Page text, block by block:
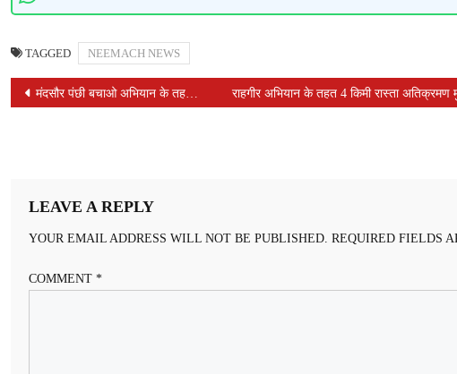
TAGGED NEEMACH NEWS
POST
मंदसौर पंछी बचाओ अभियान के तहत ‘पंछी टॉवर’ का निर्माण शुरू, दादा-दादी पार्क में हुआ भूमि पूजन राहगीर अभियान के तहत 4 किमी रास्ता अतिक्रमण
LEAVE A REPLY
YOUR EMAIL ADDRESS WILL NOT BE PUBLISHED. REQUIRED FIELDS
COMMENT *